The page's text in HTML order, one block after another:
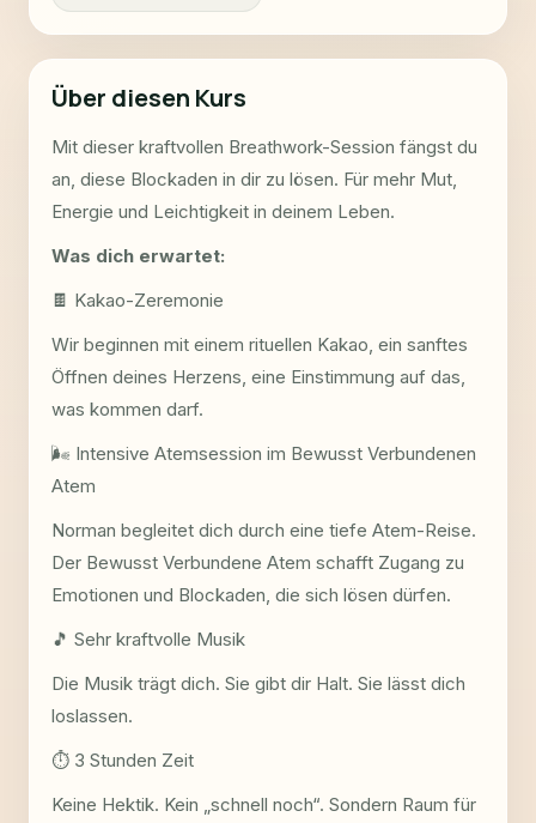
Über diesen Kurs
Mit dieser kraftvollen Breathwork-Session fängst du
an, diese Blockaden in dir zu lösen. Für mehr Mut,
Energie und Leichtigkeit in deinem Leben.
Was dich erwartet:
🍫 Kakao-Zeremonie
Wir beginnen mit einem rituellen Kakao, ein sanftes
Öffnen deines Herzens, eine Einstimmung auf das,
was kommen darf.
🌬️ Intensive Atemsession im Bewusst Verbundenen
Atem
Norman begleitet dich durch eine tiefe Atem-Reise.
Der Bewusst Verbundene Atem schafft Zugang zu
Emotionen und Blockaden, die sich lösen dürfen.
🎵 Sehr kraftvolle Musik
Die Musik trägt dich. Sie gibt dir Halt. Sie lässt dich
loslassen.
⏱️ 3 Stunden Zeit
Keine Hektik. Kein „schnell noch“. Sondern Raum für